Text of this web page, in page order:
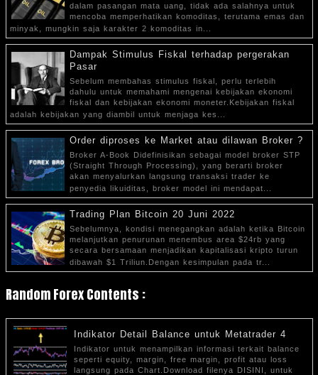
dalam pasangan mata uang, tidak ada salahnya untuk
mencoba memperhatikan komoditas, terutama emas dan
minyak, mungkin saja karakter 2 komoditas in...
Dampak Stimulus Fiskal terhadap pergerakan
Pasar
Sebelum membahas stimulus fiskal, perlu terlebih
dahulu untuk memahami mengenai kebijakan ekonomi
fiskal dan kebijakan ekonomi moneter.Kebijakan fiskal
adalah kebijakan yang diambil untuk menjaga kes...
Order diproses ke Market atau dilawan Broker ?
Broker A-Book Didefinisikan sebagai model broker STP
(Straight Through Processing), yang berarti broker
akan menyalurkan langsung transaksi trader ke
penyedia likuiditas, broker model ini mendapat...
Trading Plan Bitcoin 20 Juni 2022
Sebelumnya, kondisi menegangkan adalah ketika Bitcoin
melanjutkan penurunan menembus area $24rb yang
secara bersamaan menjadikan kapitalisasi kripto turun
dibawah $1 Triliun.Dengan kesimpulan pada tr...
Random Forex Contents :
Indikator Detail Balance untuk Metatrader 4
Indikator untuk menampilkan informasi terkait balance
seperti equity, margin, free margin, profit atau loss
langsung pada Chart.Download filenya DISINI, untuk